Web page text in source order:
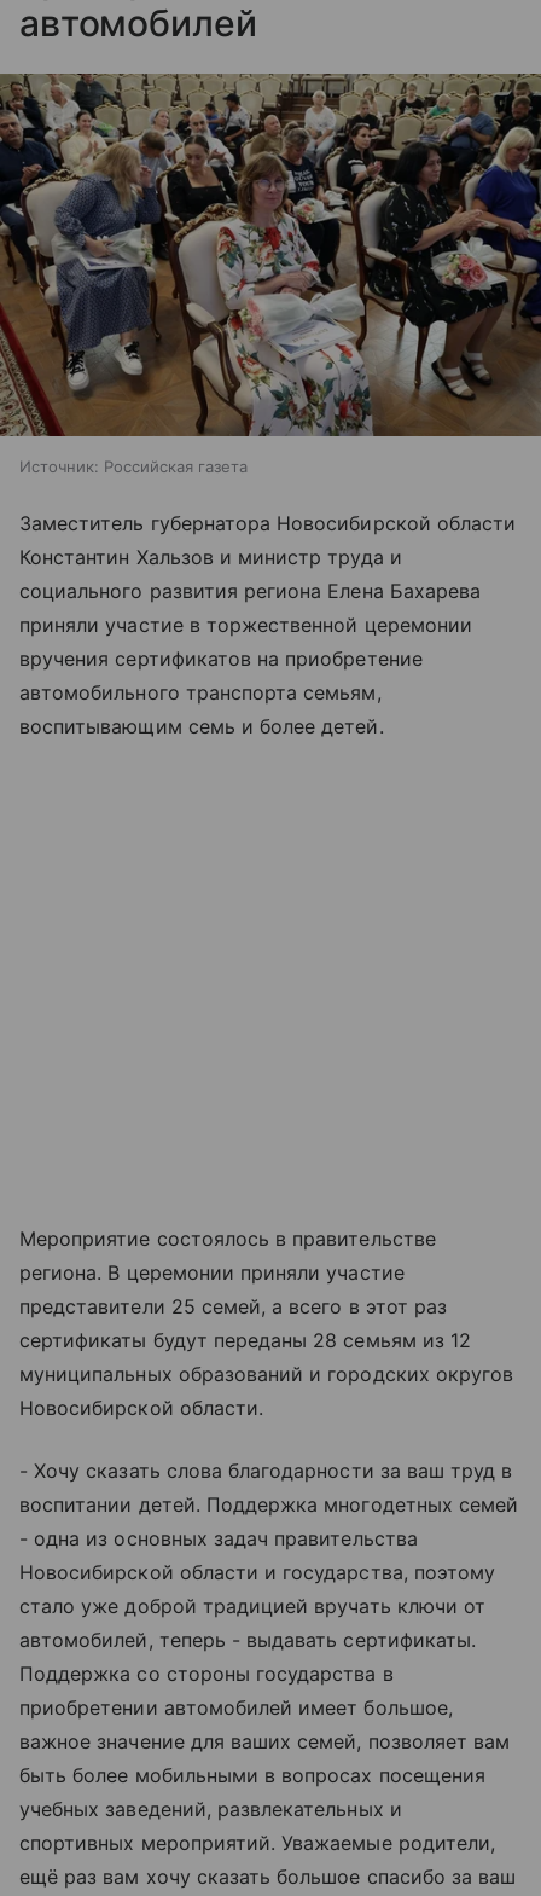
автомобилей
Источник: Российская газета
Заместитель губернатора Новосибирской области
Константин Хальзов и министр труда и
социального развития региона Елена Бахарева
приняли участие в торжественной церемонии
вручения сертификатов на приобретение
автомобильного транспорта семьям,
воспитывающим семь и более детей.
Мероприятие состоялось в правительстве
региона. В церемонии приняли участие
представители 25 семей, а всего в этот раз
сертификаты будут переданы 28 семьям из 12
муниципальных образований и городских округов
Новосибирской области.
- Хочу сказать слова благодарности за ваш труд в
воспитании детей. Поддержка многодетных семей
- одна из основных задач правительства
Новосибирской области и государства, поэтому
стало уже доброй традицией вручать ключи от
автомобилей, теперь - выдавать сертификаты.
Поддержка со стороны государства в
приобретении автомобилей имеет большое,
важное значение для ваших семей, позволяет вам
быть более мобильными в вопросах посещения
учебных заведений, развлекательных и
спортивных мероприятий. Уважаемые родители,
ещё раз вам хочу сказать большое спасибо за ваш